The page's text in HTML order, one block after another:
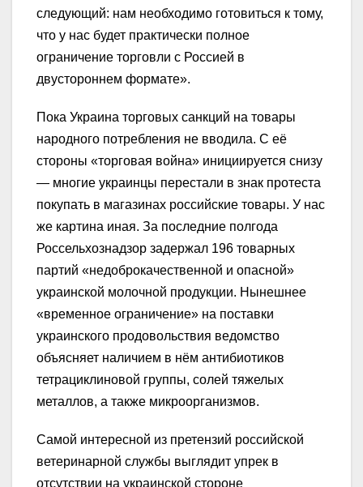
следующий: нам необходимо готовиться к тому,
что у нас будет практически полное
ограничение торговли с Россией в
двустороннем формате».
Пока Украина торговых санкций на товары
народного потребления не вводила. С её
стороны «торговая война» инициируется снизу
— многие украинцы перестали в знак протеста
покупать в магазинах российские товары. У нас
же картина иная. За последние полгода
Россельхознадзор задержал 196 товарных
партий «недоброкачественной и опасной»
украинской молочной продукции. Нынешнее
«временное ограничение» на поставки
украинского продовольствия ведомство
объясняет наличием в нём антибиотиков
тетрациклиновой группы, солей тяжелых
металлов, а также микроорганизмов.
Самой интересной из претензий российской
ветеринарной службы выглядит упрек в
отсутствии на украинской стороне